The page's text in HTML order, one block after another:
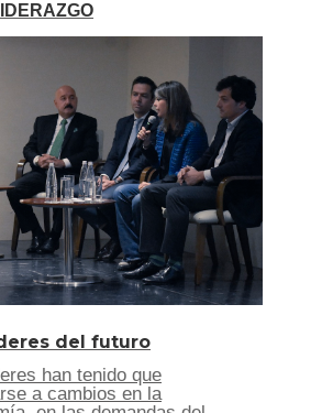
del futuro
han tenido que
a cambios en la